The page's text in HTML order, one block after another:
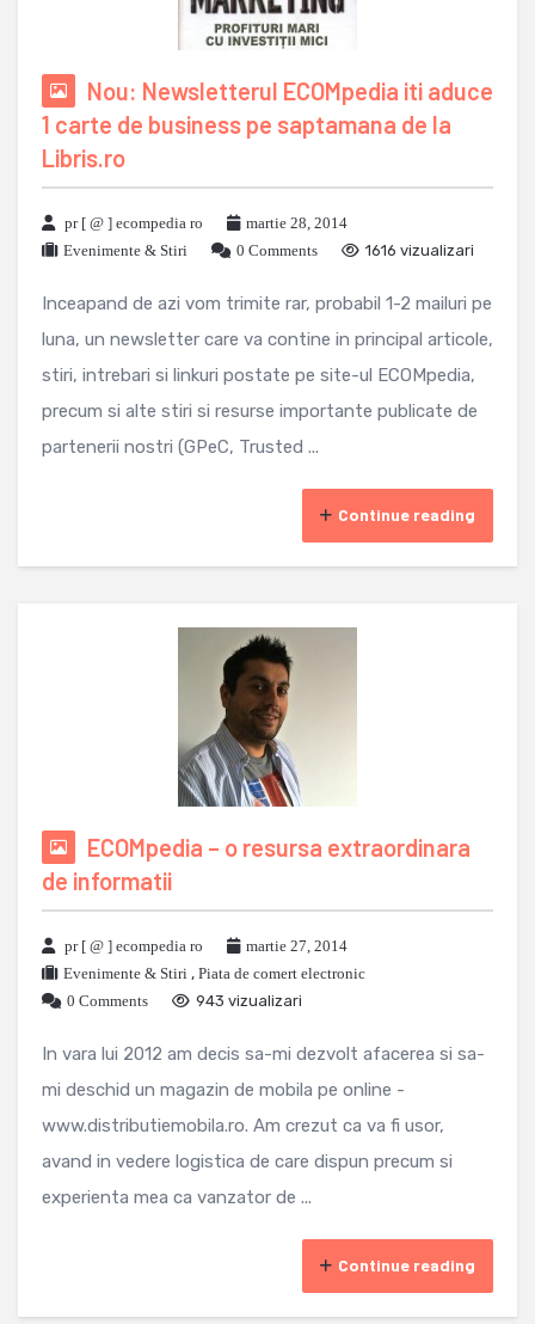
Nou: Newsletterul ECOMpedia iti aduce
1 carte de business pe saptamana de la
Libris.ro
pr [ @ ] ecompedia ro
martie 28, 2014
Evenimente & Stiri
0 Comments 1616 vizualizari
Inceapand de azi vom trimite rar, probabil 1-2 mailuri pe
luna, un newsletter care va contine in principal articole,
stiri, intrebari si linkuri postate pe site-ul ECOMpedia,
precum si alte stiri si resurse importante publicate de
partenerii nostri (GPeC, Trusted ...
Continue reading
ECOMpedia – o resursa extraordinara
de informatii
pr [ @ ] ecompedia ro
martie 27, 2014
Evenimente & Stiri , Piata de comert electronic
0 Comments
943 vizualizari
In vara lui 2012 am decis sa-mi dezvolt afacerea si sa-
mi deschid un magazin de mobila pe online -
www.distributiemobila.ro. Am crezut ca va fi usor,
avand in vedere logistica de care dispun precum si
experienta mea ca vanzator de ...
Continue reading